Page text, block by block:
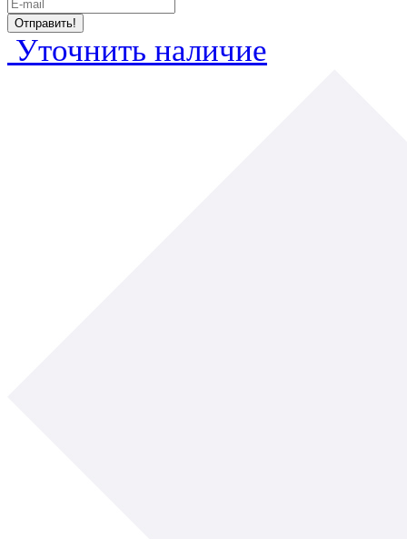
Уточнить наличие